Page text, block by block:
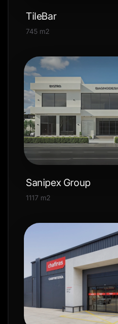
TileBar
745 m2
Sanipex Group
1117 m2